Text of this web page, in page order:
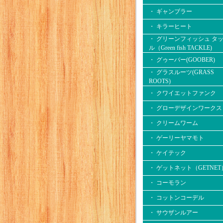
・ ギャンブラー
・ キラーヒート
・ グリーンフィッシュ タ
ル（Green fish TACKLE)
・ グゥーバー(GOOBER)
・ グラスルーツ(GRASS
ROOTS)
・ クワイエットファンク
・ グローデザインワークス
・ クリームワーム
・ ゲーリーヤマモト
・ ケイテック
・ ゲットネット（GETNET
・ コーモラン
・ コットンコーデル
・ サウザンルアー